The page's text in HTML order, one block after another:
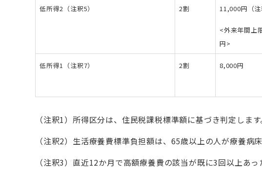
低所得2（注釈5） 2割 11,000円（注
<外来年間上
円>
低所得1（注釈7） 2割 8,000円
（注釈1）所得区分は、住民税課税標準額に基づき判定します
（注釈2）生活療養費標準負担額は、65歳以上の人が療養病
（注釈3）直近12か月で高額療養費の該当が既に3回以上あ